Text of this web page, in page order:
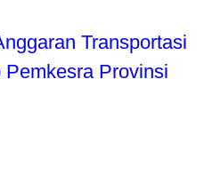
Transportasi
Provinsi